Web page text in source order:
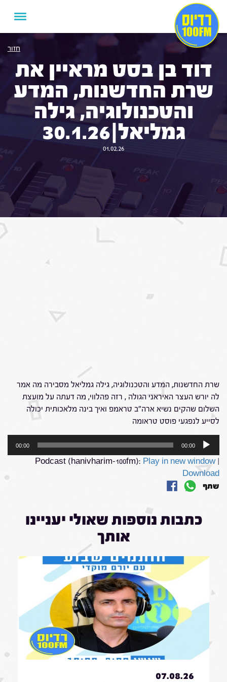
חזור
דוד בן בסט מראיין את
שרת החדשנות, המדע
והטכנולוגיה, גילה
גמליאל|30.1.26
01.02.26
שרת החדשנות, המדע והטכנולוגיה, גילה גמליאל מסבירה מה אמר
לה יורש העצר האיראני הגולה , רזה פהלווי, מה דעתה על מועצת
השלום שהקים נשיא ארה"ב טראמפ ואיך בינה מלאכותית יכולה
לסייע לנפגעי פוסט טראומה
00:00
00:00
Podcast (hanivharim-100fm): Play in new window|
Download
שתף
כתבות נוספות שאולי יעניינו
אותך
07.08.26